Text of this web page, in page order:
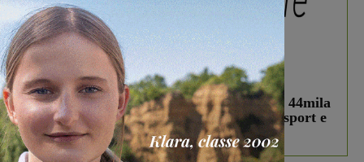
In vetrina 3 Agosto 2026
Estra Notizie agosto: Smart Cities, oltre 44mila
studenti coinvolti, torna il bando per lo sport e
debutta il podcast Estrair